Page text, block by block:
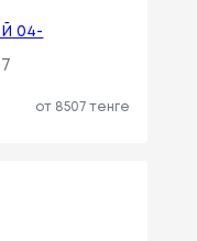
04-
от 8507 тенге